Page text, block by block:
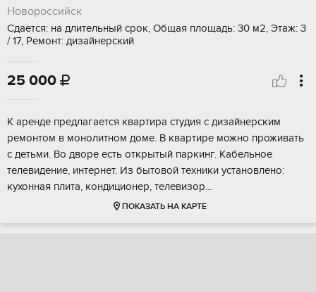
Новороссийск
Сдается: на длительный срок, Общая площадь: 30 м2, Этаж: 3
/ 17, Ремонт: дизайнерский
25 000 
К аренде предлагается квартира студия с дизайнерским
ремонтом в монолитном доме. В квартире можно проживать
с детьми. Во дворе есть открытый паркинг. Кабельное
телевидение, интернет. Из бытовой техники установлено:
кухонная плита, кондиционер, телевизор...
ПОКАЗАТЬ НА КАРТЕ